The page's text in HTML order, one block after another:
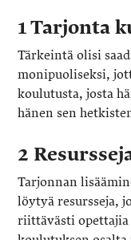
1 Tarjonta
Tärkeintä olisi
monipuoliseksi,
koulutusta, josta
hänen sen
2
Tarjonnan
löytyä resursseja,
riittävästi